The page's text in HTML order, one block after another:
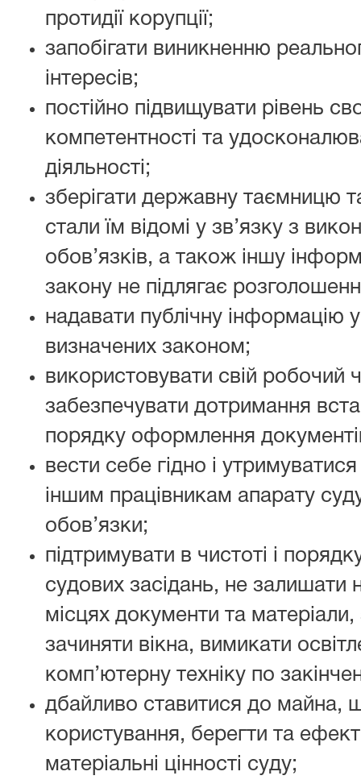
протидії корупції;
запобігати виникненню
інтересів;
постійно підвищувати рівень
компетентності та
діяльності;
зберігати державну таємницю
стали їм відомі у зв’язку з
обов’язків, а також іншу
закону не підлягає
надавати публічну інформацію
визначених законом;
використовувати свій робочий
забезпечувати дотримання
порядку оформлення
вести себе гідно і
іншим працівникам апарату
обов’язки;
підтримувати в чистоті і
судових засідань, не залишати
місцях документи та
зачиняти вікна, вимикати
комп’ютерну техніку по
дбайливо ставитися до майна,
користування, берегти та
матеріальні цінності суду;